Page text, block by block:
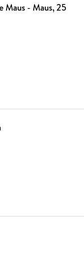
Maus - Maus, 25